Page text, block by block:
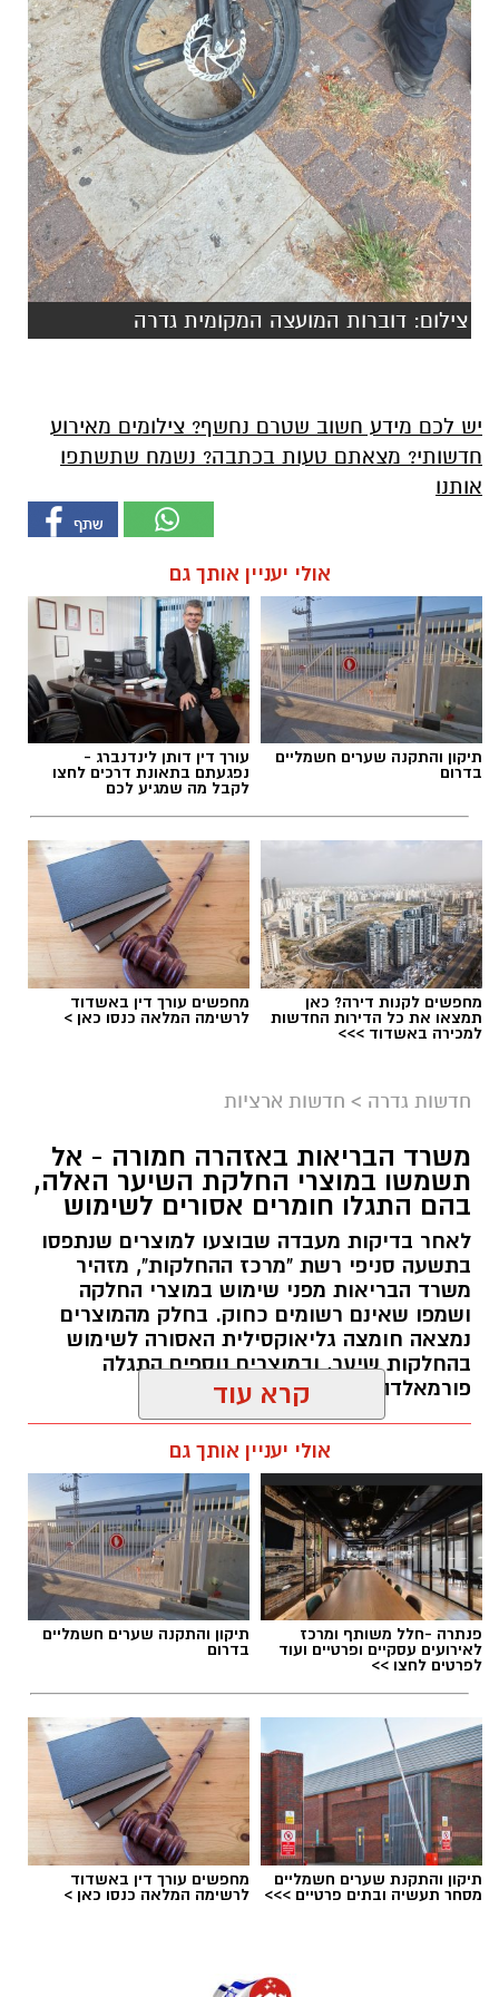
צילום: דוברות המועצה המקומית גדרה
יש לכם מידע חשוב שטרם נחשף? צילומים מאירוע
חדשותי? מצאתם טעות בכתבה? נשמח שתשתפו
אותנו
אולי יעניין אותך גם
תיקון והתקנה שערים חשמליים
בדרום
עורך דין דותן לינדנברג -
נפגעתם בתאונת דרכים לחצו
לקבל מה שמגיע לכם
מחפשים לקנות דירה? כאן
תמצאו את כל הדירות החדשות
למכירה באשדוד >>>
מחפשים עורך דין באשדוד
לרשימה המלאה כנסו כאן >
חדשות גדרה > חדשות ארציות
משרד הבריאות באזהרה חמורה - אל
תשמשו במוצרי החלקת השיער האלה,
בהם התגלו חומרים אסורים לשימוש
לאחר בדיקות מעבדה שבוצעו למוצרים שנתפסו
בתשעה סניפי רשת "מרכז ההחלקות", מזהיר
משרד הבריאות מפני שימוש במוצרי החלקה
ושמפו שאינם רשומים כחוק. בחלק מהמוצרים
נמצאה חומצה גליאוקסילית האסורה לשימוש
בהחלקות שיער, ובמוצרים נוספים התגלה
פורמאלדהיד - חומר המוגדר כמסרטן
תגים:משרד הבריאות, חומרים מסוכנים, מרכז
ההחלקות
קרא עוד
אולי יעניין אותך גם
פנתרה -חלל משותף ומרכז
לאירועים עסקיים ופרטיים ועוד
לפרטים לחצו >>
תיקון והתקנה שערים חשמליים
בדרום
תיקון והתקנת שערים חשמליים
מסחר תעשיה ובתים פרטיים >>>
מחפשים עורך דין באשדוד
לרשימה המלאה כנסו כאן >